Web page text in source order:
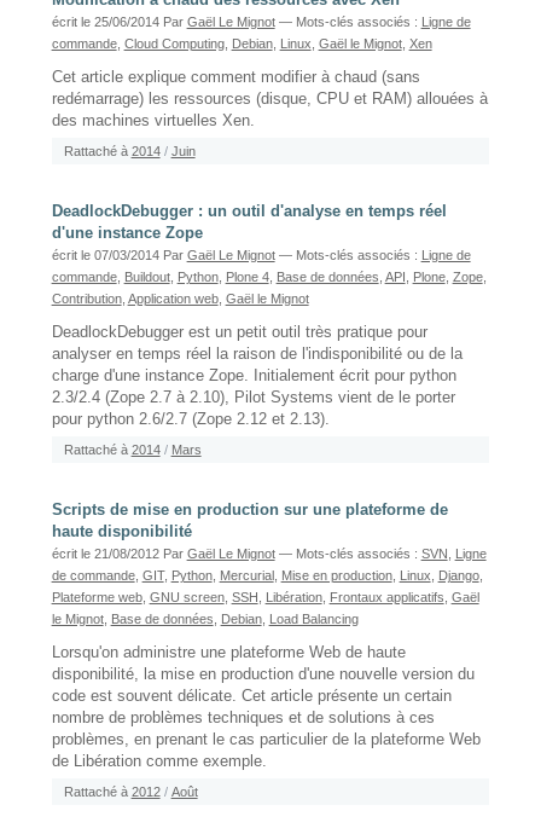
écrit le 25/06/2014 Par Gaël Le Mignot — Mots-clés associés : Ligne de
commande, Cloud Computing, Debian, Linux Gaël le Mignot, Xen
Cet article explique comment modifier à chaud (sans
redémarrage) les ressources (disque, CPU et RAM) allouées à
des machines virtuelles Xen.
Rattaché à 2014 / Juin
DeadlockDebugger : un outil d'analyse en temps réel
d'une instance Zope
écrit le 07/03/2014 Par Gaël Le Mignot — Mots-clés associés : Ligne de
commande, Buildout, Python, Plone 4, Base de données API Plone, Zope,
Contribution, Application web, Gaël le Mignot
DeadlockDebugger est un petit outil très pratique pour
analyser en temps réel la raison de l'indisponibilité ou de la
charge d'une instance Zope. Initialement écrit pour python
2.3/2.4 (Zope 2.7 à 2.10), Pilot Systems vient de le porter
pour python 2.6/2.7 (Zope 2.12 et 2.13).
Rattaché à 2014 / Mars
Scripts de mise en production sur une plateforme de
haute disponibilité
écrit le 21/08/2012 Par Gaël Le Mignot — Mots-clés associés : SVN
Ligne
de commande, GIT, Python, Mercurial, Mise en production, Linux Django,
Plateforme web, GNU screen, SSH Libération, Frontaux applicatifs Gaël
le Mignot, Base de données Debian, Load Balancing
Lorsqu'on administre une plateforme Web de haute
disponibilité, la mise en production d'une nouvelle version du
code est souvent délicate. Cet article présente un certain
nombre de problèmes techniques et de solutions à ces
problèmes, en prenant le cas particulier de la plateforme Web
de Libération comme exemple.
Rattaché à 2012 / Août